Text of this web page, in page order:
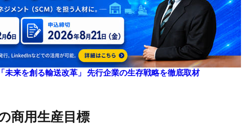
未来を創る輸送改革」 先行企業の生存戦略を徹底取材
商用生産目標